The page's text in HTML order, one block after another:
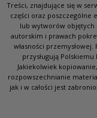
Treści, znajdujące się w
części oraz poszczególne
lub wytworów objętych
autorskim i prawach
własności
przysługują
Jakiekolwiek
rozpowszechnianie
jak i w całości jest